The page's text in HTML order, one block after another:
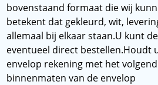
bovenstaand formaat die wij
betekent dat gekleurd, wit,
allemaal bij elkaar staan.U kunt
eventueel direct bestellen.Houdt
envelop rekening met het
binnenmaten van de envelop